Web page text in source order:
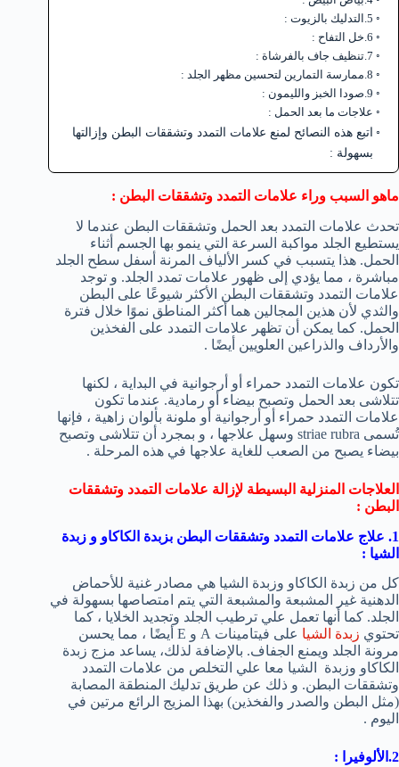
5.التدليك بالزيوت :
6.خل التفاح :
7.تنظيف جاف بالفرشاة :
8.ممارسة التمارين لتحسين مظهر الجلد :
9.صودا الخبز والليمون :
علاجات ما بعد الحمل :
اتبع هذه النصائح لمنع علامات التمدد وتشققات البطن وإزالتها
بسهولة :
ماهو السبب وراء علامات التمدد وتشققات البطن :
تحدث علامات التمدد بعد الحمل وتشققات البطن عندما لا
يستطيع الجلد مواكبة السرعة التي ينمو بها الجسم أثناء
الحمل. هذا يتسبب في كسر الألياف المرنة أسفل سطح الجلد
مباشرة ، مما يؤدي إلى ظهور علامات تمدد الجلد. و توجد
علامات التمدد وتشققات البطن الأكثر شيوعًا على البطن
والثدي لأن هذين المجالين هما أكثر المناطق نموًا خلال فترة
الحمل. كما يمكن أن تظهر علامات التمدد على الفخذين
والأرداف والذراعين العلويين أيضًا .
تكون علامات التمدد حمراء أو أرجوانية في البداية ، لكنها
تتلاشى بعد الحمل وتصبح بيضاء أو رمادية. عندما تكون
علامات التمدد حمراء أو أرجوانية أو ملونة بألوان زاهية ، فإنها
تُسمى striae rubra وسهل علاجها ، و بمجرد أن تتلاشى وتصبح
بيضاء يصبح من الصعب للغاية علاجها في هذه المرحلة .
العلاجات المنزلية البسيطة لإزالة علامات التمدد وتشققات
البطن :
1. علاج علامات التمدد وتشققات البطن بزبدة الكاكاو
و زبدة
الشيا :
كل من زبدة الكاكاو وزبدة الشيا هي مصادر غنية للأحماض
الدهنية غير المشبعة والمشبعة التي يتم امتصاصها بسهولة في
الجلد. كما أنها تعمل علي ترطيب الجلد وتجديد الخلايا ، كما
تحتوي زبدة الشيا
على فيتامينات A و E أيضًا ، مما يحسن
مرونة الجلد ويمنع الجفاف. بالإضافة لذلك، يساعد مزج زبدة
الكاكاو وزبدة الشيا معا علي التخلص من علامات التمدد
وتشققات البطن. و ذلك عن طريق تدليك المنطقة المصابة
(مثل البطن والصدر والفخذين) بهذا المزيج الرائع مرتين في
اليوم .
2.الألوفيرا :